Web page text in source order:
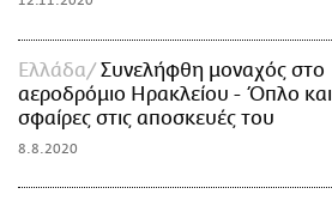
Ελλάδα
Συνελήφθη μοναχός στο
αεροδρόμιο Ηρακλείου - Όπλο και
σφαίρες στις αποσκευές του
8.8.2020